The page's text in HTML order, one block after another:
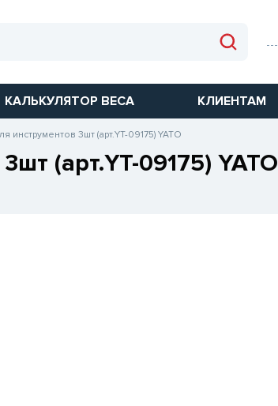
КАЛЬКУЛЯТОР ВЕСА КЛИЕНТАМ
инструментов 3шт (арт.YT-09175) YATO
(арт.YT-09175) YATO